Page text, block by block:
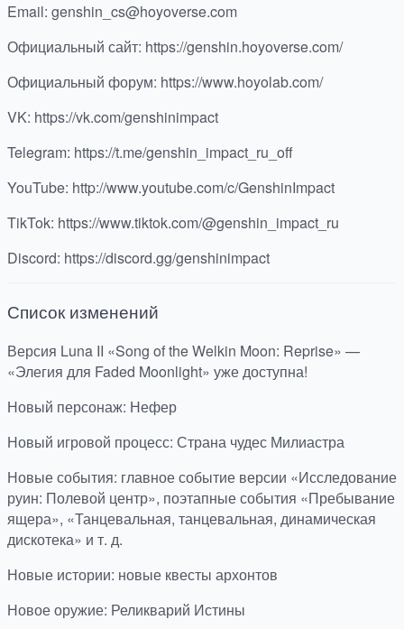
Email: genshin_cs@hoyoverse.com
Официальный сайт: https://genshin.hoyoverse.com/
Официальный форум: https://www.hoyolab.com/
VK: https://vk.com/genshinimpact
Telegram: https://t.me/genshin_impact_ru_off
YouTube: http://www.youtube.com/c/GenshinImpact
TikTok: https://www.tiktok.com/@genshin_impact_ru
Discord: https://discord.gg/genshinimpact
Список изменений
Версия Luna II «Song of the Welkin Moon: Reprise» —
«Элегия для Faded Moonlight» уже доступна!
Новый персонаж: Нефер
Новый игровой процесс: Страна чудес Милиастра
Новые события: главное событие версии «Исследование
руин: Полевой центр», поэтапные события «Пребывание
ящера», «Танцевальная, танцевальная, динамическая
дискотека» и т. д.
Новые истории: новые квесты архонтов
Новое оружие: Реликварий Истины